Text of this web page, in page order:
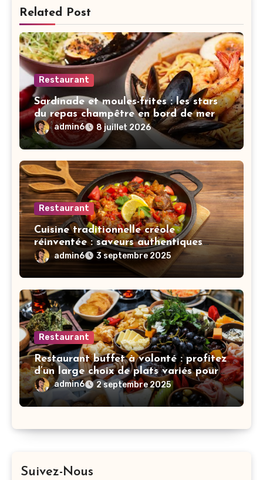
Related Post
Restaurant
Sardinade et moules-frites : les stars
du repas champêtre en bord de mer
admin6 8 juillet 2026
Restaurant
Cuisine traditionnelle créole
réinventée : saveurs authentiques
avec une touche moderne
admin6 3 septembre 2025
Restaurant
Restaurant buffet à volonté : profitez
d’un large choix de plats variés pour
satisfaire toutes vos envies.
admin6 2 septembre 2025
Suivez-Nous